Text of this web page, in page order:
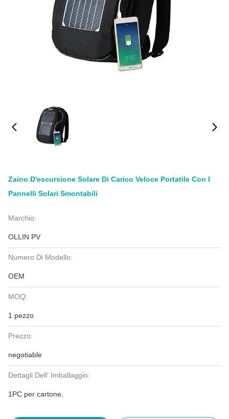
Zaino D'escursione Solare Di Carico Veloce Portatile Con I
Pannelli Solari Smontabili
Marchio:
OLLIN PV
Numero Di Modello:
OEM
MOQ:
1 pezzo
Prezzo:
negotiable
Dettagli Dell' Imballaggio:
1PC per cartone,